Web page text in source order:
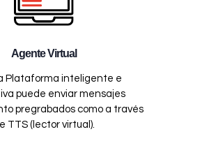
Agente Virtual
Plataforma inteligente e
puede enviar mensajes
pregrabados como a través
TTS (lector virtual).